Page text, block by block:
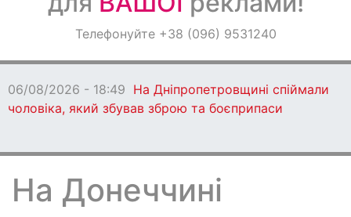
ОголошенняТелефонуйте +38 (096) 9531240
06/08/2026 - 18:49 На Дніпропетровщині спіймали
чоловіка, який збував зброю та боєприпаси
На Донеччині